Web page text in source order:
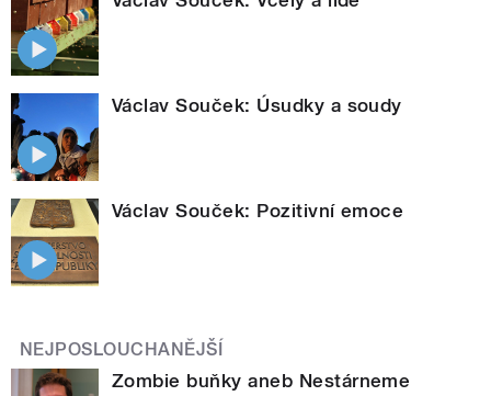
Václav Souček: Úsudky a soudy
Václav Souček: Pozitivní emoce
NEJPOSLOUCHANĚJŠÍ
Zombie buňky aneb Nestárneme